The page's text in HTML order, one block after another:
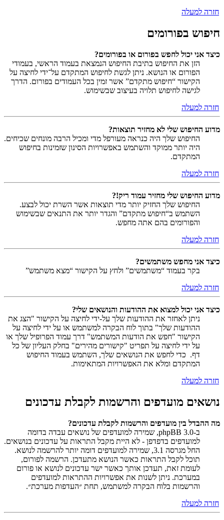
חזרה למעלה
חיפוש בפורומים
כיצד אני יכול לחפש בפורום או בפורומים?
הזן את החיפוש בתיבת החיפוש הנמצאת בעמוד הראשי, בעמודי
הפורום או הנושא. ניתן לגשת לחיפוש המתקדם על־ידי לחיצה על
הקישור “חיפוש מתקדם” אשר זמין בכל העמודים בפורום. הדרך
לגישה לחיפוש תלויה בעיצוב שבשימוש.
חזרה למעלה
מדוע החיפוש שלי לא מחזיר תוצאות?
החיפוש שלך היה כנראה מעורפל מדי ומכיל הרבה מונחים שכיחים.
היה יותר ממוקד והשתמש באפשרויות הסינון שזמינות בחיפוש
המתקדם.
חזרה למעלה
מדוע החיפוש שלי מחזיר עמוד ריק!?
החיפוש שלך החזיק יותר מדי תוצאות אשר השרת יכול לבצע.
השתמש ב“חיפוש מתקדם” והגדר יותר את התנאים שבשימוש
והפורומים בהם אתה מחפש.
חזרה למעלה
כיצד אני מחפש משתמשים?
בקר בעמוד “משתמשים” ולחץ על הקישור “מצא משתמש”
חזרה למעלה
כיצד אני יכול למצוא את ההודעות והנושאים שלי?
ניתן לאחזר את ההודעות שלך על-ידי לחיצה על הקישור "הצג את
ההודעות שלך" בתוך לוח הבקרה למשתמש או על ידי לחיצה על
הקישור "חפש את הודעות המשתמש" דרך עמוד הפרופיל שלך או
על ידי לחיצה על תפריט "קישורים מהירים" בחלק העליון של כל
דף. כדי לחפש את הנושאים שלך, השתמש בעמוד החיפוש
המתקדם ומלא את האפשרויות המתאימות.
חזרה למעלה
נושאים מועדפים והרשמות לקבלת עדכונים
מה ההבדל בין מועדפים והרשמות לקבלת עדכונים?
ב-phpBB 3.0, שמירה למועדפים של נושאים עבדה בדומה
למועדפים בדפדפן - לא היית מקבל התראות על עדכונים בנושאים.
החל מגרסה 3.1, שמירה למועדפים דומה יותר להרשמה לנושא.
תוכל לקבל התראות כאשר הנושא מתעדכן. הרשמה לפורום,
לעומת זאת, תעדכן אותך כאשר ישר עדכונים לנושא או פורום
במערכת. ניתן לשנות את אפשרויות ההתראות למועדפים
והרשמות בלוח הבקרה למשתמש, תחת ״העדפות מערכת״.
חזרה למעלה